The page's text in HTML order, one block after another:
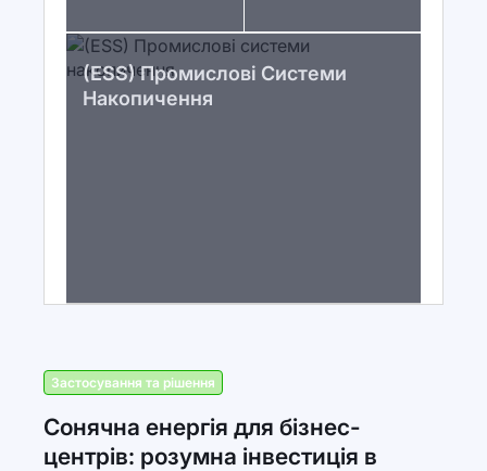
(ESS) Промислові Системи
Накопичення
Застосування та рішення
Сонячна енергія для бізнес-
центрів: розумна інвестиція в